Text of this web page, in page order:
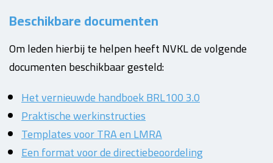
Beschikbare documenten
Om leden hierbij te helpen heeft NVKL de volgende
documenten beschikbaar gesteld:
Het vernieuwde handboek BRL100 3.0
Praktische werkinstructies
Templates voor TRA en LMRA
Een format voor de directiebeoordeling